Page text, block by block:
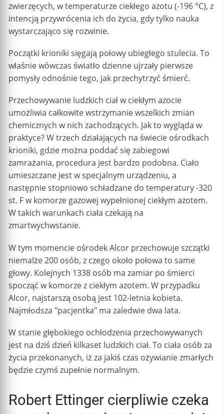
zwierzęcych, w temperaturze ciekłego azotu (-196 °C), z
intencją przywrócenia ich do życia, gdy tylko nauka
wystarczająco się rozwinie.
Początki krioniki sięgają połowy ubiegłego stulecia. To
właśnie wówczas światło dzienne ujrzały pierwsze
pomysły odnośnie tego, jak przechytrzyć śmierć.
Przechowywanie ludzkich ciał w ciekłym azocie
umożliwia całkowite wstrzymanie wszelkich zmian
chemicznych w nich zachodzących. Jak to wygląda w
praktyce? W trzech działających na świecie ośrodkach
krioniki, gdzie można poddać się zabiegowi
zamrażania, procedura jest bardzo podobna. Ciało
umieszczane jest w specjalnym urządzeniu, a
następnie stopniowo schładzane do temperatury -320
st. F w komorze gazowej wypełnionej ciekłym azotem.
W takich warunkach ciała czekają na
zmartwychwstanie.
W tym momencie ośrodek Alcor przechowuje szczątki
niemalże 200 osób, z czego około połowa to same
głowy. Kolejnych 1338 osób ma zamiar po śmierci
spocząć w komorze z ciekłym azotem. W przypadku
Alcor, najstarszą osobą jest 102-letnia kobieta.
Najmłodsza "pacjentka" ma zaledwie dwa lata.
W stanie głębokiego ochłodzenia przechowywanych
jest na dziś dzień kilkaset ludzkich ciał. To ciała osób za
życia przekonanych, iż za jakiś czas ożywianie zmarłych
będzie czymś zupełnie normalnym.
Robert Ettinger cierpliwie czeka